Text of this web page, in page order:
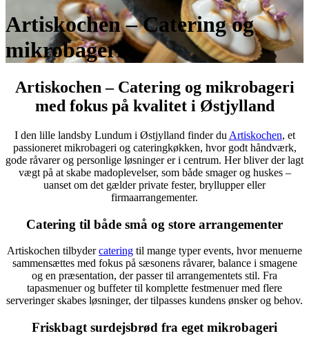
Artiskochen – Catering og
mikrobageri
Artiskochen – Catering og mikrobageri
med fokus på kvalitet i Østjylland
I den lille landsby Lundum i Østjylland finder du Artiskochen, et
passioneret mikrobageri og cateringkøkken, hvor godt håndværk,
gode råvarer og personlige løsninger er i centrum. Her bliver der lagt
vægt på at skabe madoplevelser, som både smager og huskes –
uanset om det gælder private fester, bryllupper eller
firmaarrangementer.
Catering til både små og store arrangementer
Artiskochen tilbydercatering til mange typer events, hvor menuerne
sammensættes med fokus på sæsonens råvarer, balance i smagene
og en præsentation, der passer til arrangementets stil. Fra
tapasmenuer og buffeter til komplette festmenuer med flere
serveringer skabes løsninger, der tilpasses kundens ønsker og behov.
Friskbagt surdejsbrød fra eget mikrobageri